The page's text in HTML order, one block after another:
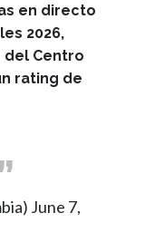
en directo
2026,
del Centro
rating de
June 7,